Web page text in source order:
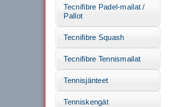
Tecnifibre Padel-mailat /
Pallot
Tecnifibre Squash
Tecnifibre Tennismailat
Tennisjänteet
Tenniskengät